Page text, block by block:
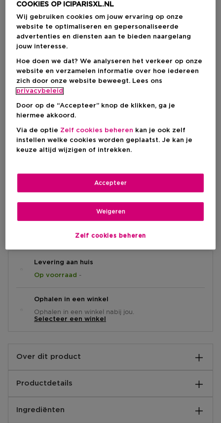
Kies je formaat
30 ML
30 ML
Kortingsprijs
Productprijs
€ 40,00
-25% Productprijs
€ 40,00
Levering aan huis
Op voorraad -
Ophalen in een winkel
Ophalen in een winkel nabij jou.
Selecteer een winkel
Over dit product
Productdetails
Patchouli, Tonka Bean, Cocoa
Ingrediënten
COOKIES OP ICIPARISXL.NL
Wij gebruiken cookies om jouw ervaring op onze
website te optimaliseren en gepersonaliseerde
advertenties en diensten aan te bieden naargelang
jouw interesse.
Hoe doen we dat? We analyseren het verkeer op onze
website en verzamelen informatie over hoe iedereen
zich door onze website beweegt. Lees ons
privacybeleid
Door op de “Accepteer” knop de klikken, ga je
hiermee akkoord.
Via de optie Zelf cookies beheren kan je ook zelf
instellen welke cookies worden geplaatst. Je kan je
keuze altijd wijzigen of intrekken.
Zelf cookies beheren
Weigeren
Accepteer